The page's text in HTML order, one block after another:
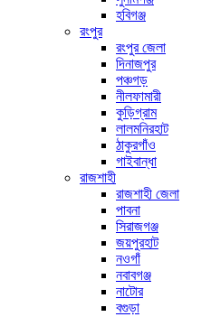
হবিগঞ্জ
রংপুর
রংপুর জেলা
দিনাজপুর
পঞ্চগড়
নীলফামারী
কুড়িগ্রাম
লালমনিরহাট
ঠাকুরগাঁও
গাইবান্ধা
রাজশাহী
রাজশাহী জেলা
পাবনা
সিরাজগঞ্জ
জয়পুরহাট
নওগাঁ
নবাবগঞ্জ
নাটোর
বগুড়া